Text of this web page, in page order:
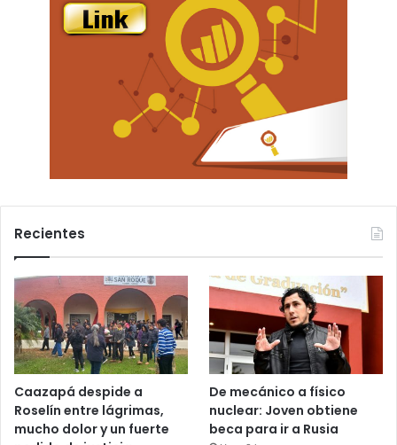
Recientes
Caazapá despide a
Roselín entre lágrimas,
mucho dolor y un fuerte
De mecánico a físico
nuclear: Joven obtiene
beca para ir a Rusia